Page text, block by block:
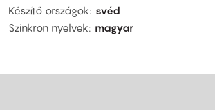
Készítő országok
svéd
Szinkron nyelvek
magyar